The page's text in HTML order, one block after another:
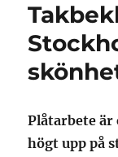
Plåtarbete
högt upp på